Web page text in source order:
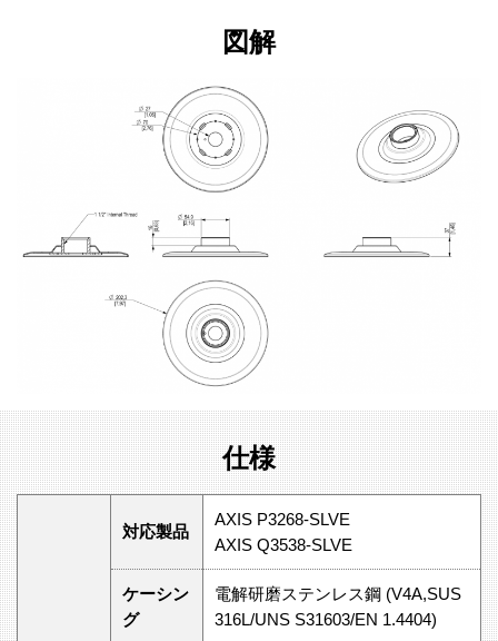
図解
仕様
対応製品
AXIS P3268-SLVE
AXIS Q3538-SLVE
ケーシン
グ
電解研磨ステンレス鋼 (V4A,SUS
316L/UNS S31603/EN 1.4404)